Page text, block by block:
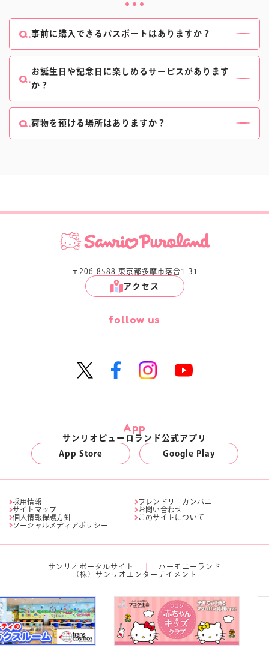
事前に購入できるパスポートはありますか？
ございます。
当日窓口で購入いただくよりもお得な公式eパスポー
トがおすすめです。
公式eパスポートについて、詳しくはこちらをご確認
お誕生日や記念日に楽しめるサービスがあります
か？
みなさまの記念日を、さまざまなサービスでお祝いい
たします。
荷物を預ける場所はありますか？
〒206-8588 東京都多摩市落合1-31
アクセス
follow us
App
サンリオピューロランド公式アプリ
App Store
Google Play
採用情報
フレンドリーカンパニー
サイトマップ
お問い合わせ
個人情報保護方針
このサイトについて
ソーシャルメディアポリシー
サンリオポータルサイト
ハーモニーランド
（株）サンリオエンターテイメント